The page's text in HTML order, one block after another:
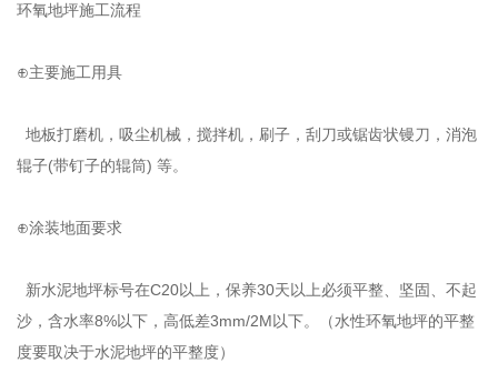
环氧地坪施工流程
⊕主要施工用具
地板打磨机，吸尘机械，搅拌机，刷子，刮刀或锯齿状镘刀，消泡
辊子(带钉子的辊筒) 等。
⊕涂装地面要求
新水泥地坪标号在C20以上，保养30天以上必须平整、坚固、不起
沙，含水率8%以下，高低差3mm/2M以下。（水性环氧地坪的平整
度要取决于水泥地坪的平整度）